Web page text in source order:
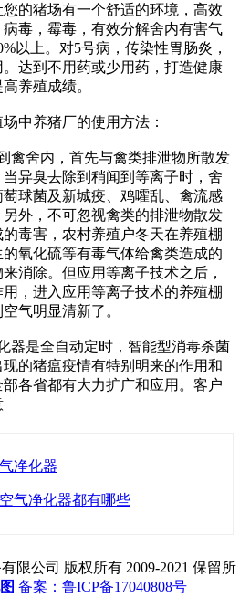
的猪场有一个舒适的环境，高效
毒，霉毒，有效分解舍内有害气
以上。对5号病，传染性胃肠炎，
达到不用药或少用药，打造健康
养殖成绩。
养猪厂的使用方法：
舍内，首先与禽类排泄物所散发
异臭去除到稍闻到等离子时，舍
球菌及新城疫、鸡嚯乱、禽流感
外，不可忽视禽类的排泄物散发
毒害，农村养殖户冬天在养殖棚
氧化硫等有毒气体给禽类造成的
消除。但应用等离子技术之后，
，进入应用等离子技术的养殖棚
气明显清新了。
是全自动定时，智能型消毒杀菌
的猪瘟疫情有特别明来的作用和
各省都有大力扩广和应用。客户
净化器
气净化器都有哪些
限公司 版权所有 2009-2021 保留所
备案：鲁ICP备17040808号